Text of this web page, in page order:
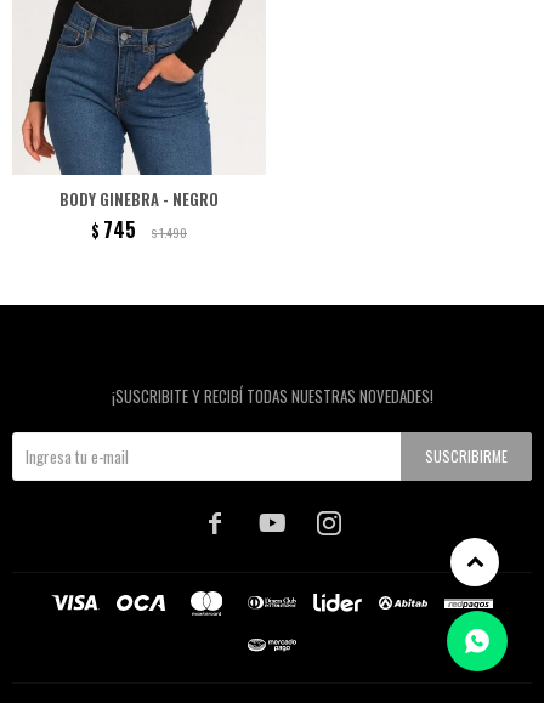
BODY GINEBRA - NEGRO
$ 745 $1.490
¡SUSCRIBITE Y RECIBÍ TODAS NUESTRAS NOVEDADES!
SUSCRIBIRME
  